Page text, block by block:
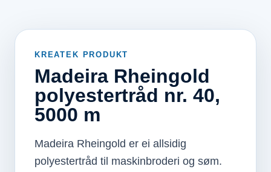
KREATEK PRODUKT
Madeira Rheingold
polyestertråd nr. 40,
5000 m
Madeira Rheingold er ei allsidig
polyestertråd til maskinbroderi og søm.